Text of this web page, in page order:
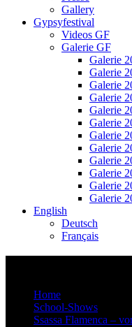
Gallery
Gypsyfestival
Videos GF
Galerie GF
Galerie
Galerie
Galerie
Galerie
Galerie
Galerie
Galerie
Galerie
Galerie
Galerie
Galerie
Galerie
English
Deutsch
Français
Home
School-Shows
Ssassa Flamenca –